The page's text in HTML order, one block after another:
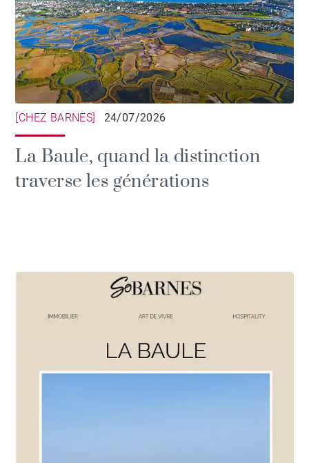
[CHEZ BARNES] 24/07/2026
La Baule, quand la distinction
traverse les générations